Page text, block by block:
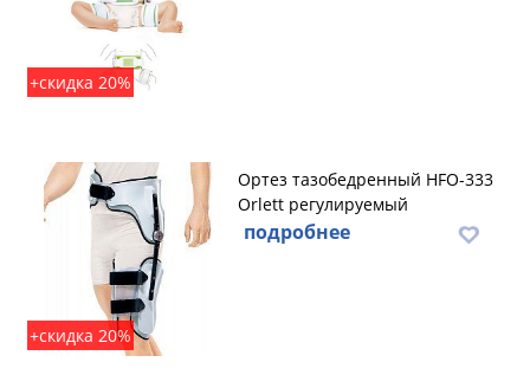
+скидка 20%
+скидка 20%
Ортез тазобедренный HFO-333
Orlett регулируемый
подробнее